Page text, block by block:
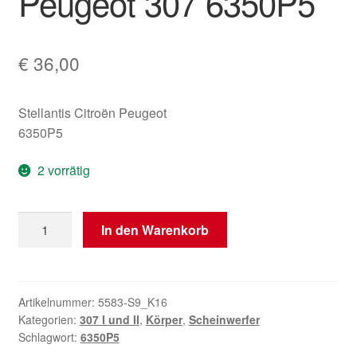
€ 36,00
Stellantis Citroën Peugeot
6350P5
2 vorrätig
Bremsleuchte
6350P5
Menge
In den Warenkorb
Artikelnummer: 5583-S9_K16
Kategorien: 307 I und II, Körper, Scheinwerfer
Schlagwort: 6350P5